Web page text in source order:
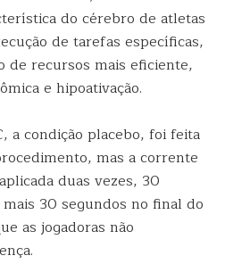
do cérebro de atletas
de tarefas específicas,
de recursos mais eficiente,
e hipoativação.
a condição placebo, foi feita
mas a corrente
duas vezes, 30
30 segundos no final do
as jogadoras não